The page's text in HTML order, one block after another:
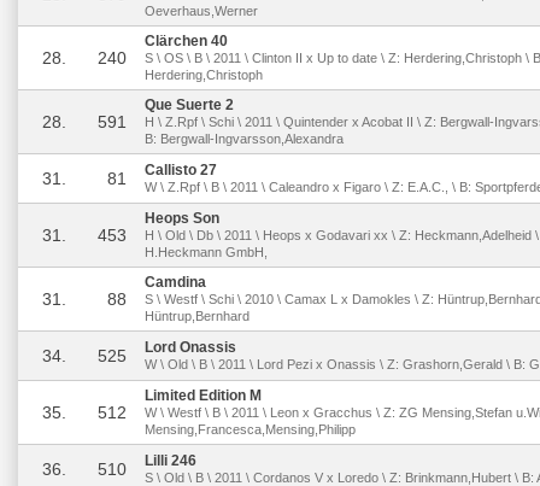
Oeverhaus,Werner
28. 240
Clärchen 40
S \ OS \ B \ 2011 \ Clinton II x Up to date \ Z: Herdering,Christoph \
Herdering,Christoph
28. 591
Que Suerte 2
H \ Z.Rpf \ Schi \ 2011 \ Quintender x Acobat II \ Z: Bergwall-
B: Bergwall-Ingvarsson,Alexandra
31. 81 Callisto 27
W \ Z.Rpf \ B \ 2011 \ Caleandro x Figaro \ Z: E.A.C., \ B:
31. 453
Heops Son
H \ Old \ Db \ 2011 \ Heops x Godavari xx \ Z: Heckmann,Adelheid
H.Heckmann GmbH,
31. 88
Camdina
S \ Westf \ Schi \ 2010 \ Camax L x Damokles \ Z:
Hüntrup,Bernhard
34. 525 Lord Onassis
W \ Old \ B \ 2011 \ Lord Pezi x Onassis \ Z: Grashorn,Gerald \ B:
35. 512
Limited Edition M
W \ Westf \ B \ 2011 \ Leon x Gracchus \ Z: ZG Mensing,Stefan
Mensing,Francesca,Mensing,Philipp
36. 510 Lilli 246
S \ Old \ B \ 2011 \ Cordanos V x Loredo \ Z: Brinkmann,Hubert \ B: